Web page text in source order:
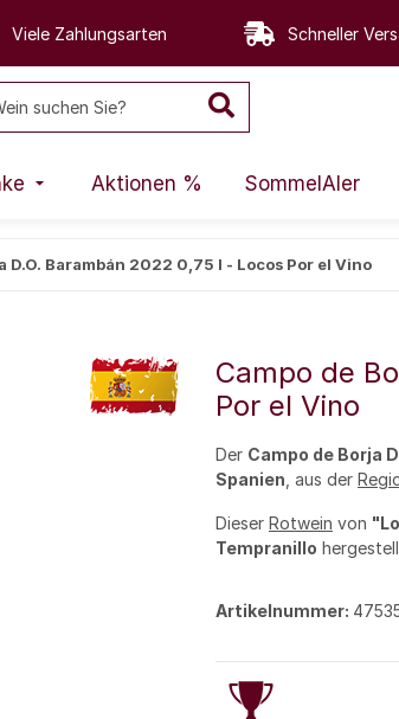
Viele Zahlungsarten Schneller
Aktionen % SommelAIer
D.O. Barambán 2022 0,75 l - Locos Por el Vino
Campo de
Por el Vino
Der Campo de Borja
Spanien , aus der
Dieser Rotwein von
Tempranillo
Artikelnummer: